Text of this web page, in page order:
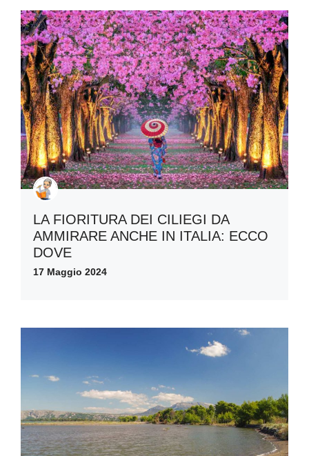
LA FIORITURA DEI CILIEGI DA
AMMIRARE ANCHE IN ITALIA: ECCO
DOVE
17 Maggio 2024